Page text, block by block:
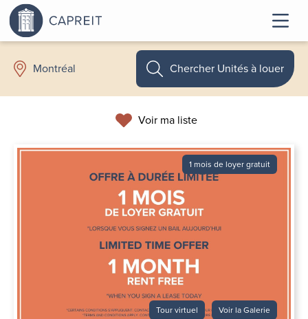
Montréal
Voir ma liste
Chercher Unités à louer
1 mois de loyer gratuit
Tour virtuel Voir la Galerie